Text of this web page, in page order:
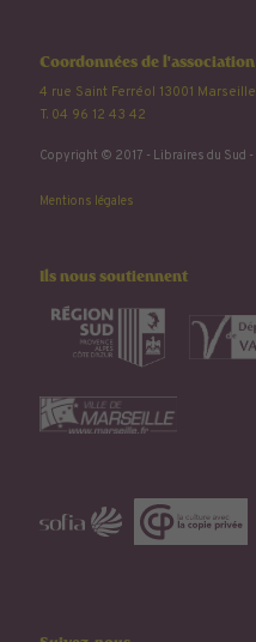
Coordonnées de l'association
4 rue Saint Ferréol 13001 Marseille
T. 04 96 12 43 42
Copyright © 2017 - Libraires du Sud -
Mentions légales
Ils nous soutiennent